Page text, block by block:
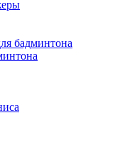
бадминтона